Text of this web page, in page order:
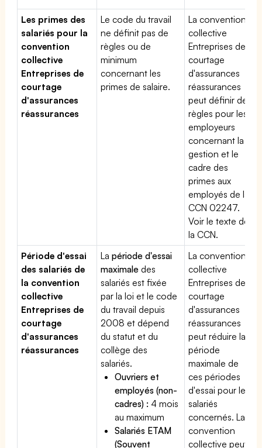
Les primes des
salariés pour la
convention
collective
Entreprises de
courtage
d'assurances
réassurances
Le code du travail
ne définit pas de
règles ou de
minimum
concernant les
primes de salaire.
La convention
collective
Entreprises de
courtage
d'assurances
réassurances
peut définir des
règles pour les
employeurs
concernant la
gestion et le
cadre des
primes aux
employés de la
CCN 02247.
Voir le texte de
la CCN.
Période d'essai
des salariés de
la convention
collective
Entreprises de
courtage
d'assurances
réassurances
Lapériode d'essai
maximale des
salariés est fixée
par la loi et le code
du travail depuis
2008 et dépend
du statut et du
collège des
salariés.
Ouvriers et
employés (non-
cadres) : 4 mois
au maximum
Salariés ETAM
(Souvent
La convention
collective
Entreprises de
courtage
d'assurances
réassurances
peut réduire la
période
maximale de
ces périodes
d'essai pour les
salariés
concernés. La
convention
collective peut